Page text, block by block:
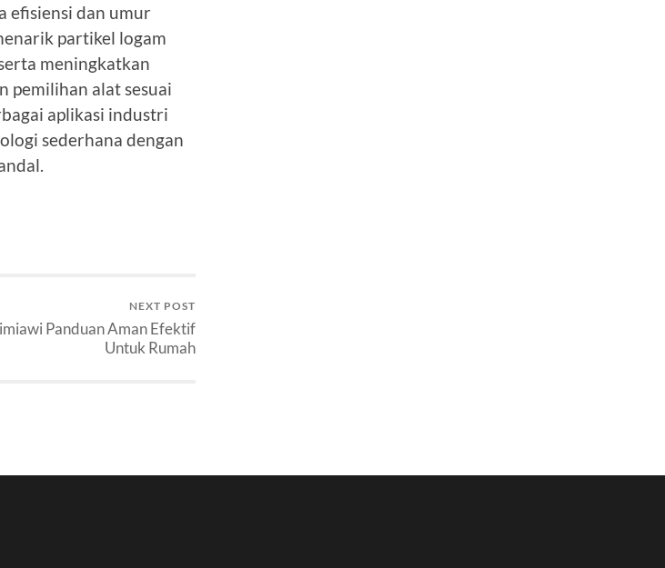
efisiensi dan umur
partikel logam
meningkatkan
pemilihan alat sesuai
aplikasi industri
sederhana dengan
NEXT POST
Panduan Aman Efektif
Untuk Rumah